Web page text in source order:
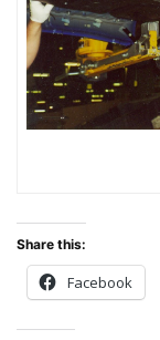
Share this:
Facebook